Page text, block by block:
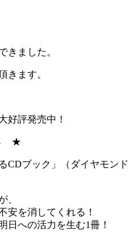
きました。
きます。
好評発売中！
★
CDブック」（ダイヤモンド
、
安を消してくれる！
日への活力を生む1冊！